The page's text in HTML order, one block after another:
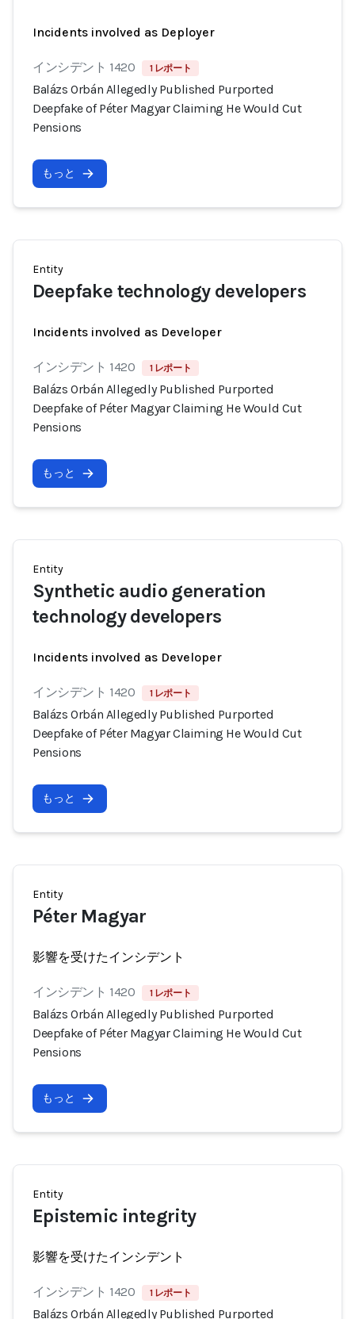
Incidents involved as Deployer
インシデント 1420 1 レポート
Balázs Orbán Allegedly Published Purported
Deepfake of Péter Magyar Claiming He Would Cut
Pensions
もっと
Entity
Deepfake technology developers
Incidents involved as Developer
インシデント 1420 1 レポート
Balázs Orbán Allegedly Published Purported
Deepfake of Péter Magyar Claiming He Would Cut
Pensions
もっと
Entity
Synthetic audio generation
technology developers
Incidents involved as Developer
インシデント 1420 1 レポート
Balázs Orbán Allegedly Published Purported
Deepfake of Péter Magyar Claiming He Would Cut
Pensions
もっと
Entity
Péter Magyar
影響を受けたインシデント
インシデント 1420 1 レポート
Balázs Orbán Allegedly Published Purported
Deepfake of Péter Magyar Claiming He Would Cut
Pensions
もっと
Entity
Epistemic integrity
影響を受けたインシデント
インシデント 1420 1 レポート
Balázs Orbán Allegedly Published Purported